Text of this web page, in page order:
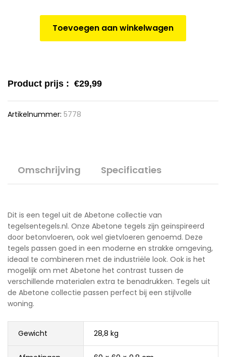
quantity
Toevoegen aan winkelwagen
Product prijs : €29,99
Artikelnummer: 5778
Omschrijving Specificaties
Dit is een tegel uit de Abetone collectie van
tegelsentegels.nl. Onze Abetone tegels zijn geïnspireerd
door betonvloeren, ook wel gietvloeren genoemd. Deze
tegels passen goed in een moderne en strakke omgeving,
ideaal te combineren met de industriële look. Ook is het
mogelijk om met Abetone het contrast tussen de
verschillende materialen extra te benadrukken. Tegels uit
de Abetone collectie passen perfect bij een stijlvolle
woning.
Gewicht 28,8 kg